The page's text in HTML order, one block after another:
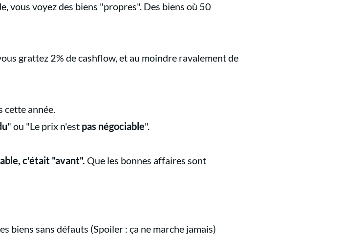
vous voyez des biens "propres". Des biens où 50
grattez 2% de cashflow, et au moindre ravalement de
cette année.
" ou "Le prix n'est pas négociable".
c'était "avant". Que les bonnes affaires sont
biens sans défauts (Spoiler : ça ne marche jamais)